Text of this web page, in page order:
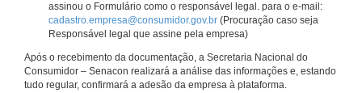
assinou o Formulário como o responsável legal. para o e-mail:
cadastro.empresa@consumidor.gov.br (Procuração caso seja
Responsável legal que assine pela empresa)
Após o recebimento da documentação, a Secretaria Nacional do
Consumidor – Senacon realizará a análise das informações e, estando
tudo regular, confirmará a adesão da empresa à plataforma.